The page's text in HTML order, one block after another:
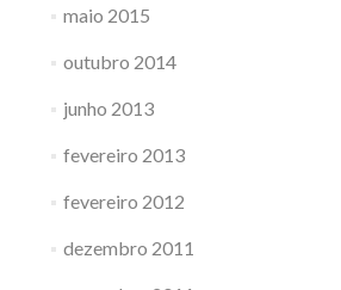
maio 2015
outubro 2014
junho 2013
fevereiro 2013
fevereiro 2012
dezembro 2011